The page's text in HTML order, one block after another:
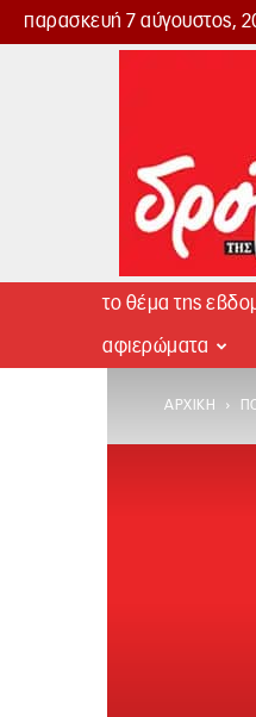
παρασκευή 7 αύγουστος,
Δρόμος
το θέμα της
αφιερώματα
ΑΡΧΙΚΉ